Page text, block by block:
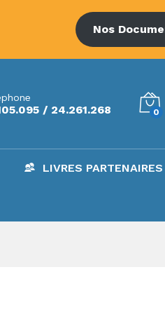
Nos
/ 24.261.268 0
LIVRES PARTENAIRES